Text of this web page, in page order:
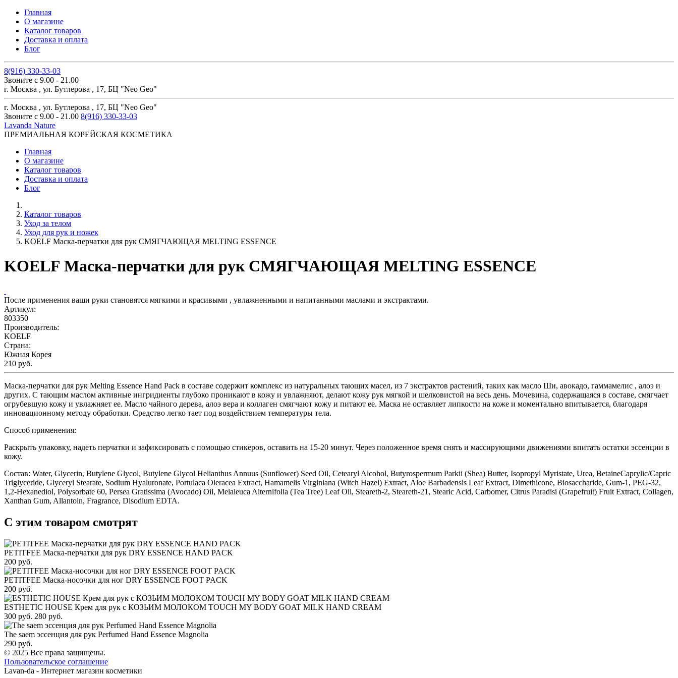
Главная
О магазине
Каталог товаров
Доставка и оплата
Блог
8(916) 330-33-03
Звоните с 9.00 - 21.00
г. Москва , ул. Бутлерова , 17, БЦ "Neo Geo"
г. Москва , ул. Бутлерова , 17, БЦ "Neo Geo"
Звоните с 9.00 - 21.00 8(916) 330-33-03
Lavanda Nature
ПРЕМИАЛЬНАЯ КОРЕЙСКАЯ КОСМЕТИКА
Главная
О магазине
Каталог товаров
Доставка и оплата
Блог
Каталог товаров
Уход за телом
Уход для рук и ножек
KOELF Маска-перчатки для рук СМЯГЧАЮЩАЯ MELTING ESSENCE
KOELF Маска-перчатки для рук СМЯГЧАЮЩАЯ MELTING ESSENCE
После применения ваши руки становятся мягкими и красивыми , увлажненными и напитанными маслами и экстрактами.
Артикул:
803350
Производитель:
KOELF
Страна:
Южная Корея
210 руб.
Маска-перчатки для рук Melting Essence Hand Pack в составе содержит комплекс из натуральных тающих масел, из 7 экстрактов растений, таких как масло Ши, авокадо, гаммамелис , алоэ и
других. С тающим маслом активные ингридиенты глубоко проникают в кожу и увлажняют, делают кожу рук мягкой и шелковистой на весь день. Мочевина, содержащаяся в составе, смягчает
огрубевшую кожу и увлажняет ее. Масло чайного дерева, алоэ вера и коллаген смягчают кожу и питают ее. Маска не оставляет липкости на коже и моментально впитывается, благодаря
инновационному методу обработки. Средство легко тает под воздействием температуры тела.
Способ применения:
Раскрыть упаковку, надеть перчатки и зафиксировать с помощью стикеров, оставить на 15-20 минут. Через положенное время снять и массирующими движениями впитать остатки эссенции в
кожу.
Состав: Water, Glycerin, Butylene Glycol, Butylene Glycol Helianthus Annuus (Sunflower) Seed Oil, Cetearyl Alcohol, Butyrospermum Parkii (Shea) Butter, Isopropyl Myristate, Urea, BetaineCaprylic/Capric
Triglyceride, Glyceryl Stearate, Sodium Hyaluronate, Portulaca Oleracea Extract, Hamamelis Virginiana (Witch Hazel) Extract, Aloe Barbadensis Leaf Extract, Dimethicone, Biosaccharide, Gum-1, PEG-32,
1,2-Hexanediol, Polysorbate 60, Persea Gratissima (Avocado) Oil, Melaleuca Alternifolia (Tea Tree) Leaf Oil, Steareth-2, Steareth-21, Stearic Acid, Carbomer, Citrus Paradisi (Grapefruit) Fruit Extract, Collagen,
Xanthan Gum, Allantoin, Fragrance, Disodium EDTA.
С этим товаром смотрят
PETITFEE Маска-перчатки для рук DRY ESSENCE HAND PACK
200 руб.
PETITFEE Маска-носочки для ног DRY ESSENCE FOOT PACK
200 руб.
ESTHETIC HOUSE Крем для рук с КОЗЬИМ МОЛОКОМ TOUCH MY BODY GOAT MILK HAND CREAM
300 руб. 280 руб.
The saem эссенция для рук Perfumed Hand Essence Magnolia
290 руб.
© 2025 Все права защищены.
Пользовательское соглашение
Lavan-da - Интернет магазин косметики